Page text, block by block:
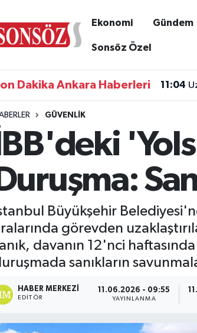
Ekonomi Gündem
Sonsöz Özel
Dakika Ankara Haberleri 11:04
GÜVENLIK
İBB'deki
Duruşma:
Büyükşehir
görevden
davanın 12'nci
sanıkların
HABER MERKEZI
EDITÖR
11.06.2026 - 09:55
YAYINLANMA
Eczaneler
Yoğunluk Haritası
Durumu ve Fikstür
Haberleri